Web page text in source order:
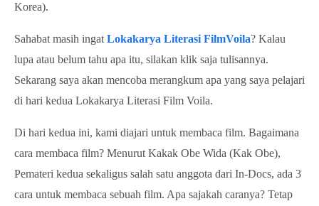
Korea).
Sahabat masih ingat Lokakarya Literasi FilmVoila? Kalau
lupa atau belum tahu apa itu, silakan klik saja tulisannya.
Sekarang saya akan mencoba merangkum apa yang saya pelajari
di hari kedua Lokakarya Literasi Film Voila.
Di hari kedua ini, kami diajari untuk membaca film. Bagaimana
cara membaca film? Menurut Kakak Obe Wida (Kak Obe),
Pemateri kedua sekaligus salah satu anggota dari In-Docs, ada 3
cara untuk membaca sebuah film. Apa sajakah caranya? Tetap